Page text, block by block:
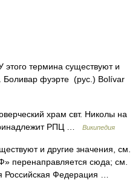
термина существуют и
Боливар фуэрте (рус.) Bolívar
храм свт. Николы на
РПЦ …
Википедия
и другие значения, см.
перенаправляется сюда; см.
Российская Федерация …